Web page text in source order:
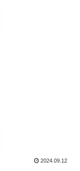
2024.09.12